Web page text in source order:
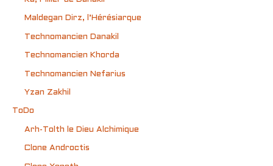
Maldegan Dirz, l’Hérésiarque
Technomancien Danakil
Technomancien Khorda
Technomancien Nefarius
Yzan Zakhil
ToDo
Arh-Tolth le Dieu Alchimique
Clone Androctis